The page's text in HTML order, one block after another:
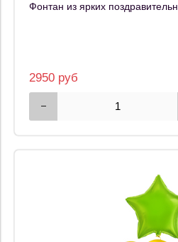
Фонтан из ярких
2950 руб